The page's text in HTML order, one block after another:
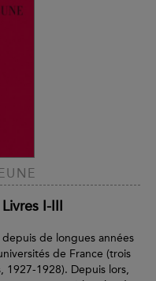
I-III
de longues années
de France (trois
1927-1928). Depuis lors,